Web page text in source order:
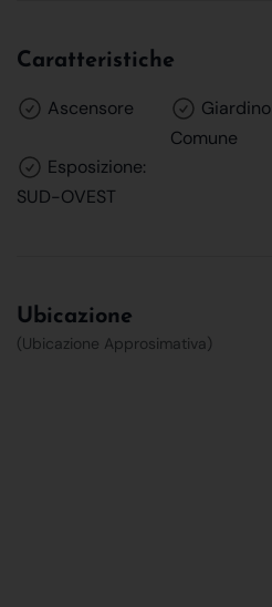
Caratteristiche
Ascensore
Giardino
Comune
Esposizione:
SUD-OVEST
Ubicazione
(Ubicazione Approsimativa)